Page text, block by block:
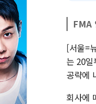
FMA
[서울=
는 20
공략에
회사에